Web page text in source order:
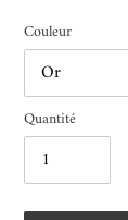
Couleur
Quantité